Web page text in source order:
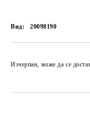
Вид: 20098190
Изчерпан, може да се